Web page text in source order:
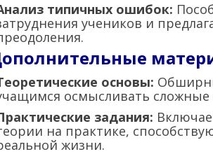
типичных ошибок:
учеников и
основы:
осмысливать
задания:
на практике,
жизни.